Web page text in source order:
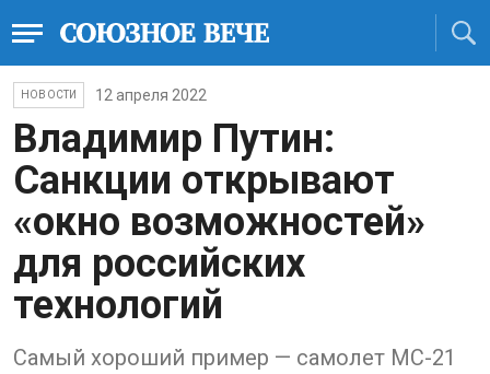
НОВОСТИ 12 апреля 2022
Владимир Путин:
Санкции открывают
«окно возможностей»
для российских
технологий
Самый хороший пример — самолет МС-21